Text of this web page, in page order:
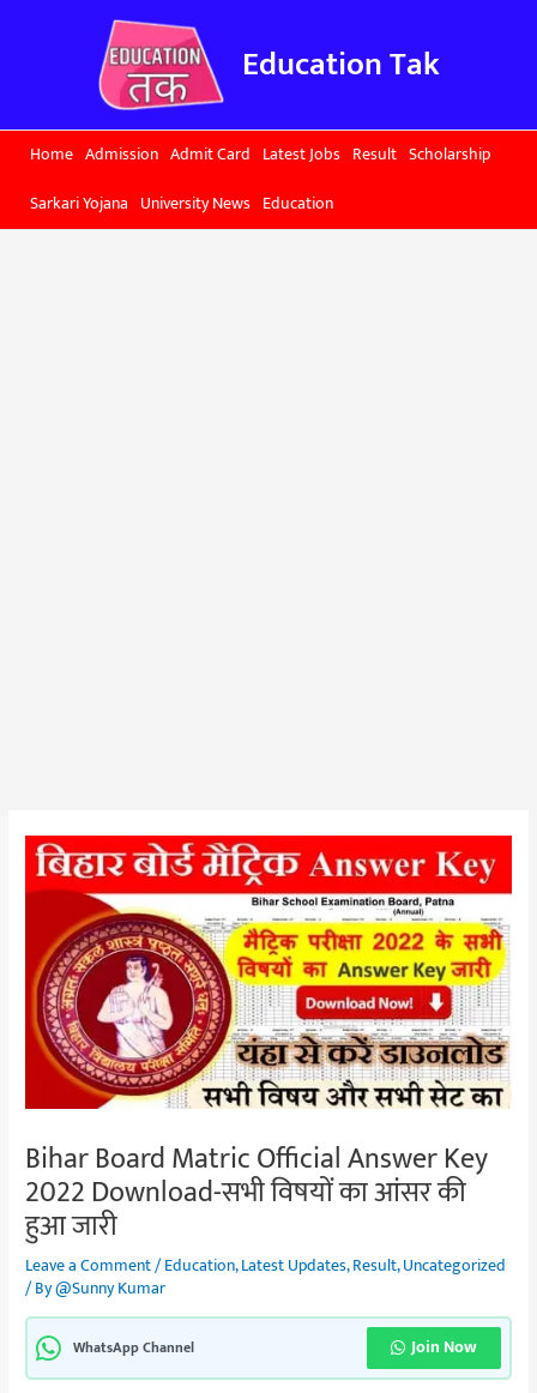
Education Tak
Home Admission Admit Card Latest Jobs Result Scholarship
Sarkari Yojana University News Education
Bihar Board Matric Official Answer Key
2022 Download-सभी विषयों का आंसर की
हुआ जारी
Leave a Comment/Education,Latest Updates,Result,Uncategorized
/ By@Sunny Kumar
WhatsApp Channel Join Now